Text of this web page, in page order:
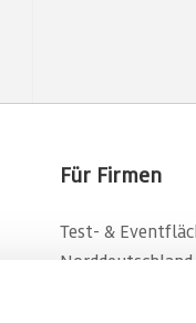
Für Firmen
Test- &
Norddeutschland